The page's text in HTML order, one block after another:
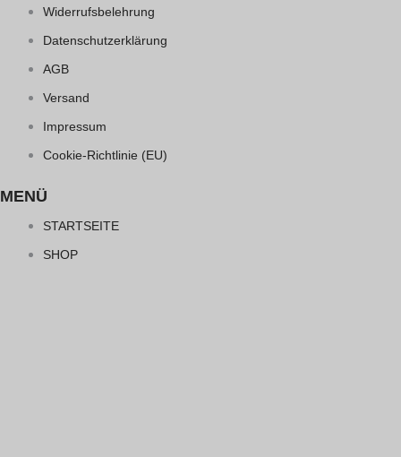
Widerrufsbelehrung
Datenschutzerklärung
AGB
Versand
Impressum
Cookie-Richtlinie (EU)
MENÜ
STARTSEITE
SHOP